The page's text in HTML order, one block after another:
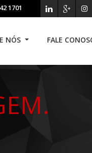
1701
NÓS FALE